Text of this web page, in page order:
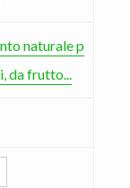
naturale p
da frutto...